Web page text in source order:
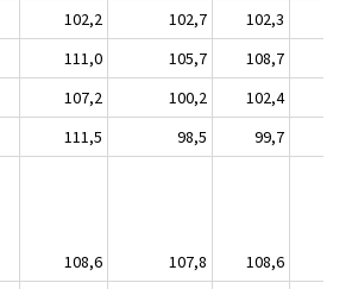
102,2 102,7
102,3
111,0 105,7
108,7
107,2 100,2
102,4
111,5 98,5
99,7
108,6 107,8
108,6